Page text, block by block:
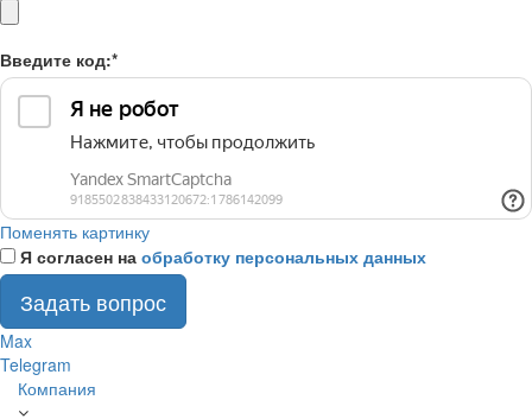
Введите код:*
Поменять картинку
Я согласен на обработку персональных данных
Задать вопрос
Max
Telegram
Компания